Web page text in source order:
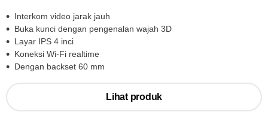
Interkom video jarak jauh
Buka kunci dengan pengenalan wajah 3D
Layar IPS 4 inci
Koneksi Wi-Fi realtime
Dengan backset 60 mm
Lihat produk